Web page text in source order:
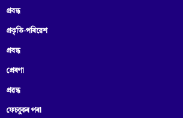
প্রবন্ধ
প্ৰকৃতি-পৰিৱেশ
প্ৰবন্ধ
প্ৰেৰণা
প্ৰৱন্ধ
ফেচবুকৰ পৰা